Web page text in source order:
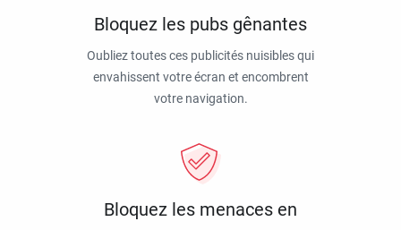
Bloquez les pubs gênantes
Oubliez toutes ces publicités nuisibles qui
envahissent votre écran et encombrent
votre navigation.
Bloquez les menaces en